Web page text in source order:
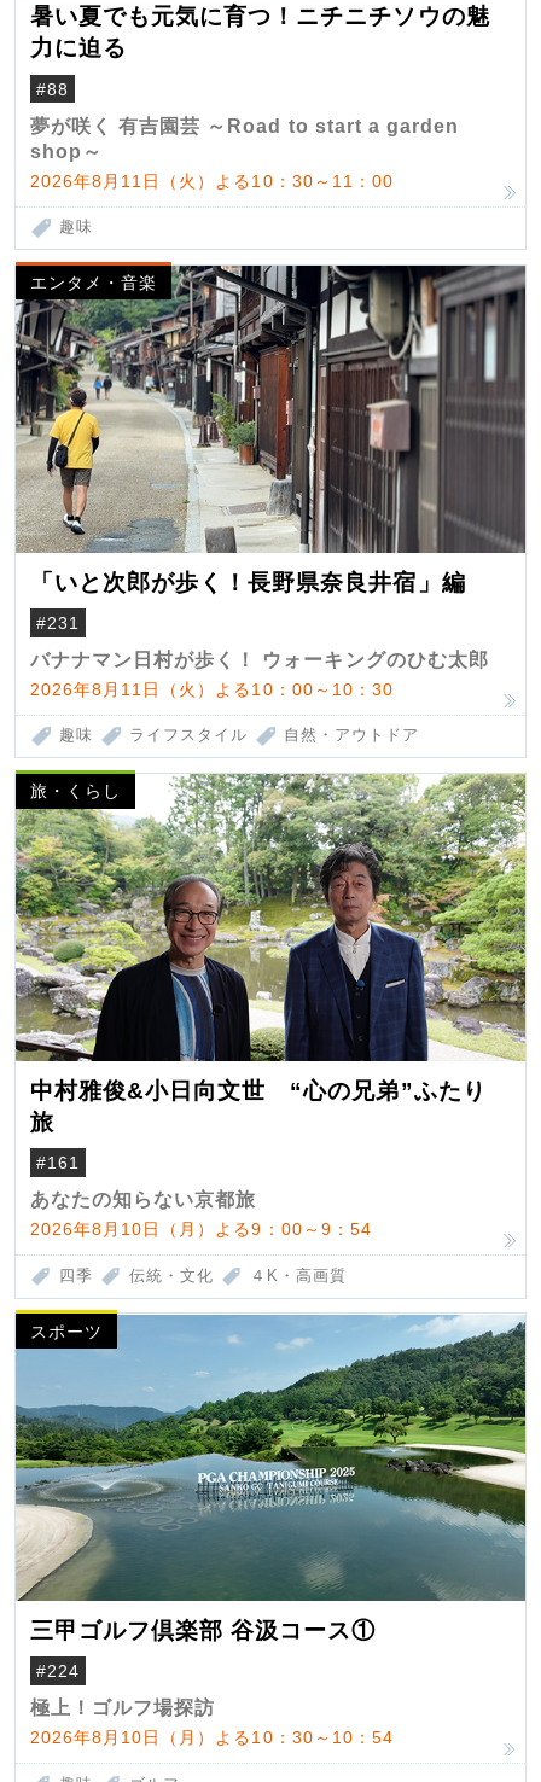
暑い夏でも元気に育つ！ニチニチソウの魅
力に迫る
#88
夢が咲く 有吉園芸 ～Road to start a garden
shop～
2026年8月11日（火）よる10：30～11：00
趣味
エンタメ・音楽
「いと次郎が歩く！長野県奈良井宿」編
#231
バナナマン日村が歩く！ ウォーキングのひむ太郎
2026年8月11日（火）よる10：00～10：30
趣味 ライフスタイル 自然・アウトドア
旅・くらし
中村雅俊&小日向文世 “心の兄弟”ふたり
旅
#161
あなたの知らない京都旅
2026年8月10日（月）よる9：00～9：54
四季 伝統・文化 ４K・高画質
スポーツ
三甲ゴルフ倶楽部 谷汲コース①
#224
極上！ゴルフ場探訪
2026年8月10日（月）よる10：30～10：54